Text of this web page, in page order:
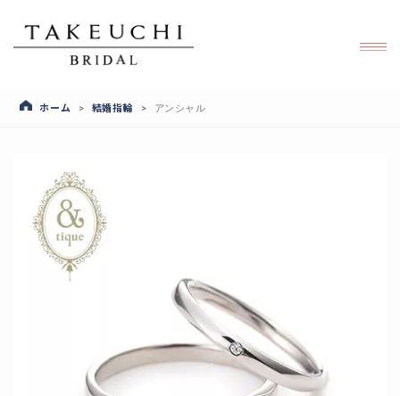
ホーム > 結婚指輪 > アンシャル